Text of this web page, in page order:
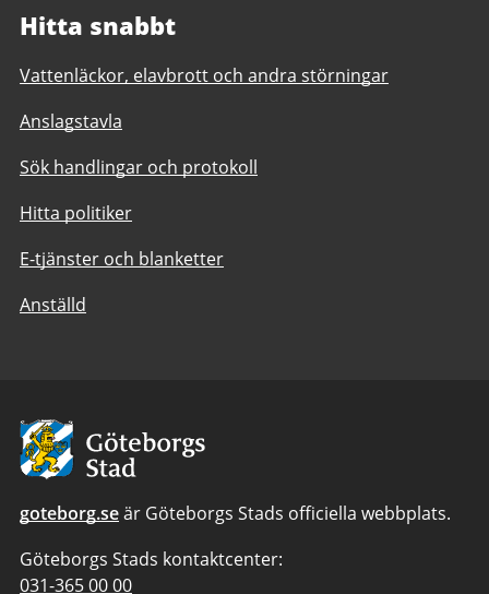
Hitta snabbt
Vattenläckor, elavbrott och andra störningar
Anslagstavla
Sök handlingar och protokoll
Hitta politiker
E-tjänster och blanketter
Anställd
Avsändare:
Göteborgs
Stad
goteborg.seär Göteborgs Stads officiella webbplats.
Göteborgs Stads kontaktcenter:
Telefonnummer
031-365 00 00